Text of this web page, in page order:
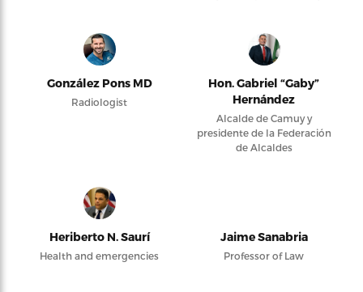
González Pons MD
Radiologist
Hon. Gabriel “Gaby”
Hernández
Alcalde de Camuy y
presidente de la Federación
de Alcaldes
Heriberto N. Saurí
Health and emergencies
Jaime Sanabria
Professor of Law